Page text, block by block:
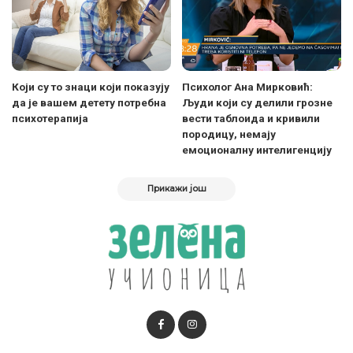
Који су то знаци који показују
да је вашем детету потребна
психотерапија
Психолог Ана Мирковић:
Људи који су делили грозне
вести таблоида и кривили
породицу, немају
емоционалну интелигенцију
Прикажи још